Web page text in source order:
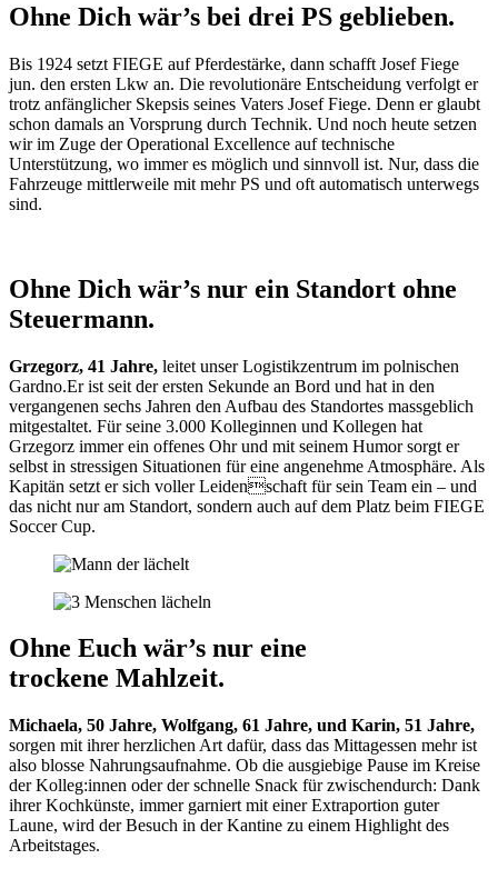
Ohne Dich wär’s bei drei PS geblieben.
Bis 1924 setzt FIEGE auf Pferdestärke, dann schafft Josef Fiege
jun. den ersten Lkw an. Die revolutionäre Entscheidung verfolgt er
trotz anfänglicher Skepsis seines Vaters Josef Fiege. Denn er glaubt
schon damals an Vorsprung durch Technik. Und noch heute setzen
wir im Zuge der Operational Excellence auf technische
Unterstützung, wo immer es möglich und sinnvoll ist. Nur, dass die
Fahrzeuge mittlerweile mit mehr PS und oft automatisch unterwegs
sind.
Ohne Dich wär’s nur ein Standort ohne
Steuermann.
Grzegorz, 41 Jahre, leitet unser Logistikzentrum im polnischen
Gardno.Er ist seit der ersten Sekunde an Bord und hat in den
vergangenen sechs Jahren den Aufbau des Standortes massgeblich
mitgestaltet. Für seine 3.000 Kolleginnen und Kollegen hat
Grzegorz immer ein offenes Ohr und mit seinem Humor sorgt er
selbst in stressigen Situationen für eine angenehme Atmosphäre. Als
Kapitän setzt er sich voller Leidenschaft für sein Team ein – und
das nicht nur am Standort, sondern auch auf dem Platz beim FIEGE
Soccer Cup.
Ohne Euch wär’s nur eine
trockene Mahlzeit.
Michaela, 50 Jahre, Wolfgang, 61 Jahre, und Karin, 51 Jahre,
sorgen mit ihrer herzlichen Art dafür, dass das Mittagessen mehr ist
also blosse Nahrungsaufnahme. Ob die ausgiebige Pause im Kreise
der Kolleg:innen oder der schnelle Snack für zwischendurch: Dank
ihrer Kochkünste, immer garniert mit einer Extraportion guter
Laune, wird der Besuch in der Kantine zu einem Highlight des
Arbeitstages.